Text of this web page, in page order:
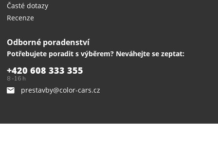
Časté dotazy
Recenze
Odborné poradenství
Potřebujete poradit s výběrem? Neváhejte se zeptat:
+420 608 333 355
8 -16 h
prestavby@color-cars.cz